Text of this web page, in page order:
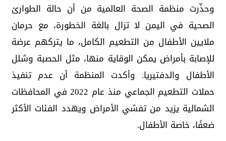
وحذّرت منظمة الصحة العالمية من أن حالة الطوارئ
الصحية في اليمن لا تزال بالغة الخطورة، مع حرمان
ملايين الأطفال من التطعيم الكامل، ما يتركهم عرضة
للإصابة بأمراض يمكن الوقاية منها، مثل الحصبة وشلل
الأطفال والدفتيريا. وأكدت المنظمة أن عدم تنفيذ
حملات التطعيم الجماعي منذ عام 2022 في المحافظات
الشمالية يزيد من تفشي الأمراض ويهدد الفئات الأكثر
ضعفًا، خاصة الأطفال.